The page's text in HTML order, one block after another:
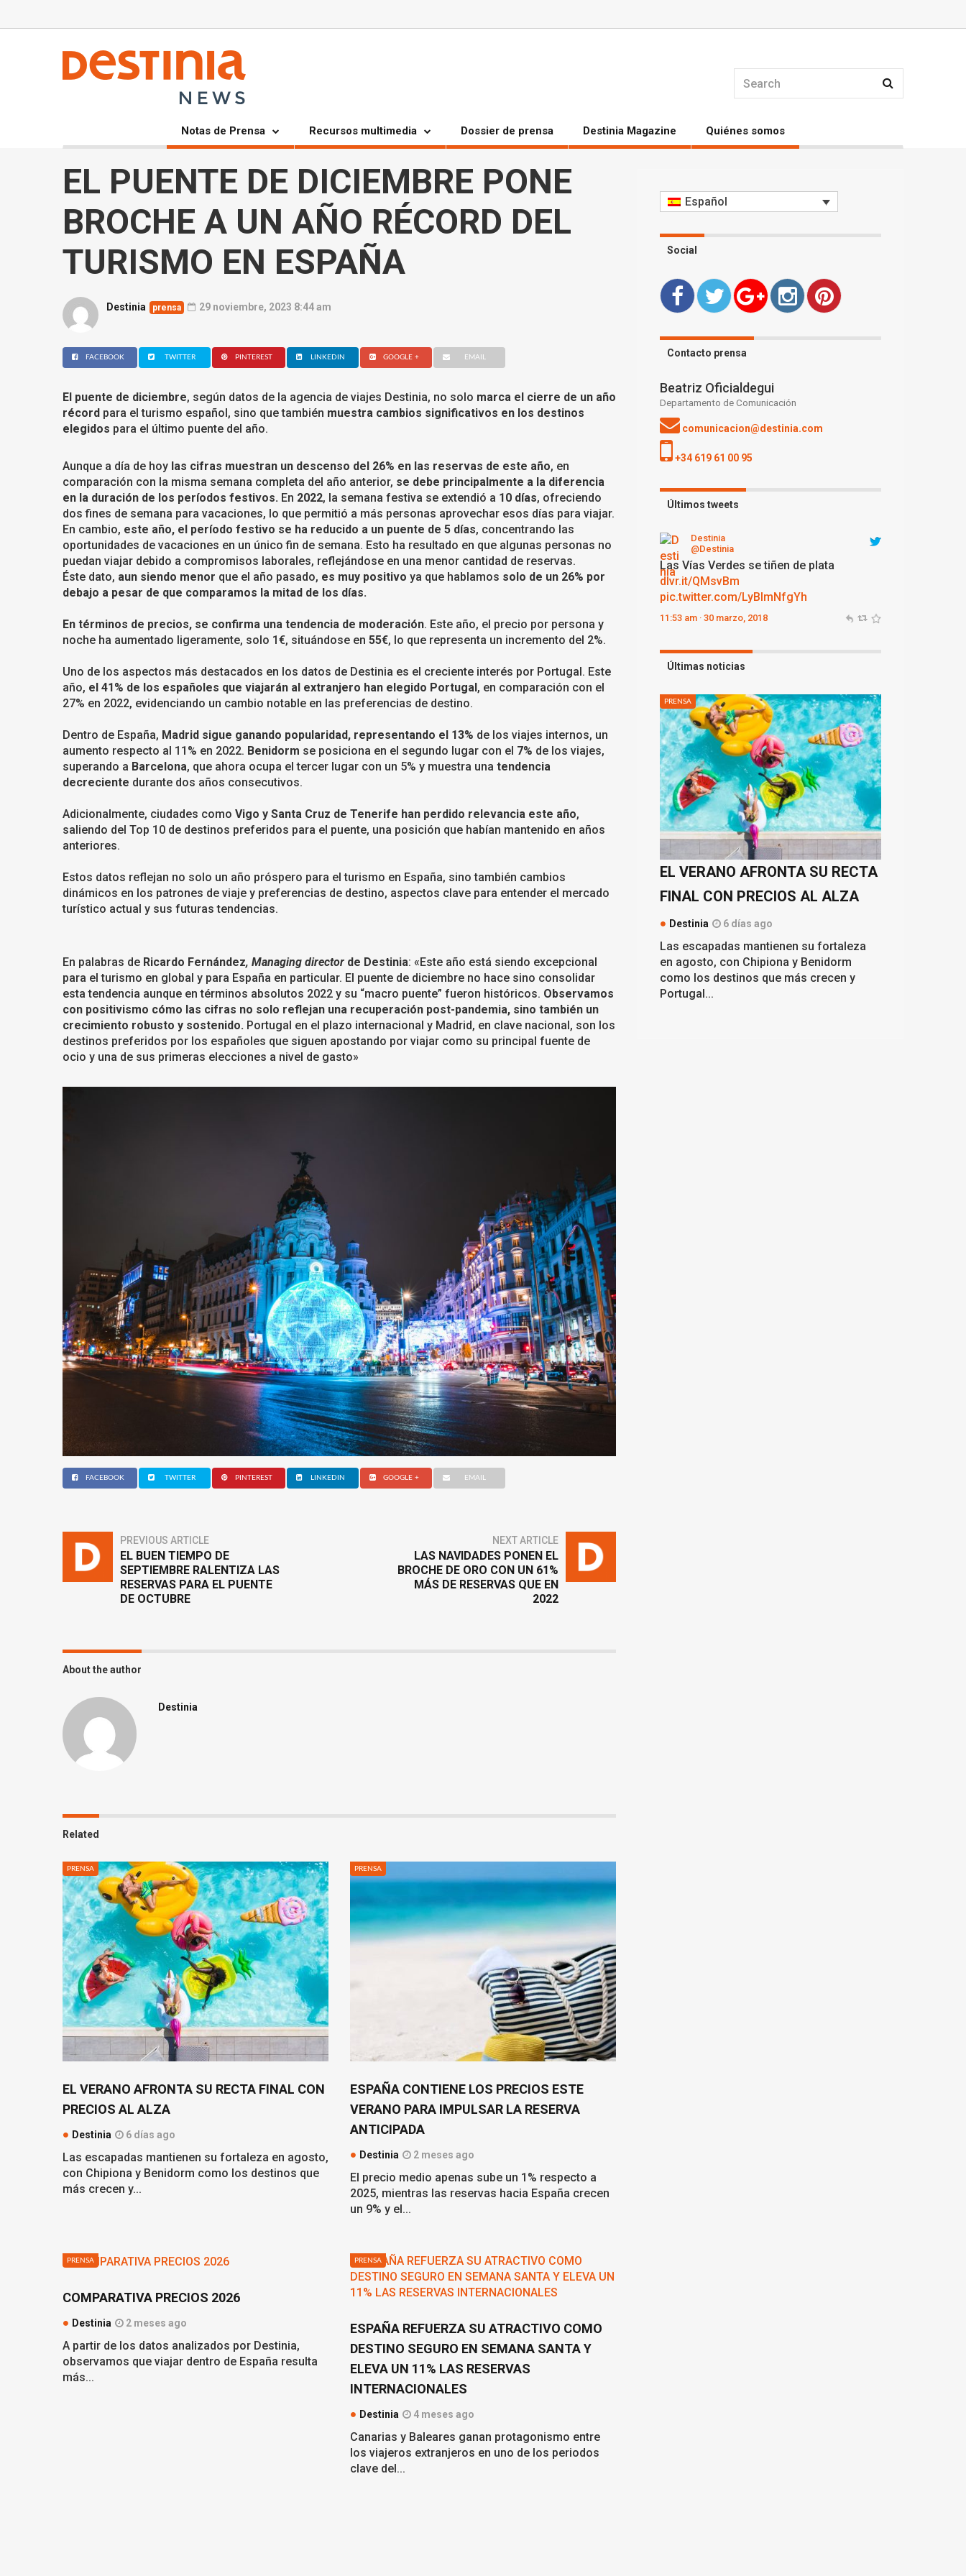
Notas de Prensa Recursos multimedia Dossier de prensa Destinia Magazine Quiénes somos
EL PUENTE DE DICIEMBRE PONE
BROCHE A UN AÑO RÉCORD DEL
TURISMO EN ESPAÑA
Destinia prensa 29 noviembre, 2023 8:44 am
FACEBOOK TWITTER PINTEREST LINKEDIN GOOGLE + EMAIL
El puente de diciembre, según datos de la agencia de viajes Destinia, no solo marca el cierre de un año
récord para el turismo español, sino que también muestra cambios significativos en los destinos
elegidos para el último puente del año.
Aunque a día de hoy las cifras muestran un descenso del 26% en las reservas de este año, en
comparación con la misma semana completa del año anterior, se debe principalmente a la diferencia
en la duración de los períodos festivos. En 2022, la semana festiva se extendió a 10 días, ofreciendo
dos fines de semana para vacaciones, lo que permitió a más personas aprovechar esos días para viajar.
En cambio, este año, el período festivo se ha reducido a un puente de 5 días, concentrando las
oportunidades de vacaciones en un único fin de semana. Esto ha resultado en que algunas personas no
puedan viajar debido a compromisos laborales, reflejándose en una menor cantidad de reservas.
Éste dato, aun siendo menor que el año pasado, es muy positivo ya que hablamos solo de un 26% por
debajo a pesar de que comparamos la mitad de los días.
En términos de precios, se confirma una tendencia de moderación. Este año, el precio por persona y
noche ha aumentado ligeramente, solo 1€, situándose en 55€, lo que representa un incremento del 2%.
Uno de los aspectos más destacados en los datos de Destinia es el creciente interés por Portugal. Este
año, el 41% de los españoles que viajarán al extranjero han elegido Portugal, en comparación con el
27% en 2022, evidenciando un cambio notable en las preferencias de destino.
Dentro de España, Madrid sigue ganando popularidad, representando el 13% de los viajes internos, un
aumento respecto al 11% en 2022. Benidorm se posiciona en el segundo lugar con el 7% de los viajes,
superando a Barcelona, que ahora ocupa el tercer lugar con un 5% y muestra una tendencia
decreciente durante dos años consecutivos.
Adicionalmente, ciudades como Vigo y Santa Cruz de Tenerife han perdido relevancia este año,
saliendo del Top 10 de destinos preferidos para el puente, una posición que habían mantenido en años
anteriores.
Estos datos reflejan no solo un año próspero para el turismo en España, sino también cambios
dinámicos en los patrones de viaje y preferencias de destino, aspectos clave para entender el mercado
turístico actual y sus futuras tendencias.
En palabras de Ricardo Fernández, Managing director de Destinia: «Este año está siendo excepcional
para el turismo en global y para España en particular. El puente de diciembre no hace sino consolidar
esta tendencia aunque en términos absolutos 2022 y su “macro puente” fueron históricos. Observamos
con positivismo cómo las cifras no solo reflejan una recuperación post-pandemia, sino también un
crecimiento robusto y sostenido. Portugal en el plazo internacional y Madrid, en clave nacional, son los
destinos preferidos por los españoles que siguen apostando por viajar como su principal fuente de
ocio y una de sus primeras elecciones a nivel de gasto»
FACEBOOK TWITTER PINTEREST LINKEDIN GOOGLE + EMAIL
PREVIOUS ARTICLE
EL BUEN TIEMPO DE
SEPTIEMBRE RALENTIZA LAS
RESERVAS PARA EL PUENTE
DE OCTUBRE
NEXT ARTICLE
LAS NAVIDADES PONEN EL
BROCHE DE ORO CON UN 61%
MÁS DE RESERVAS QUE EN
2022
About the author
Destinia
Related
PRENSA
EL VERANO AFRONTA SU RECTA FINAL CON
PRECIOS AL ALZA
Destinia 6 días ago
Las escapadas mantienen su fortaleza en agosto,
con Chipiona y Benidorm como los destinos que
más crecen y...
PRENSA
ESPAÑA CONTIENE LOS PRECIOS ESTE
VERANO PARA IMPULSAR LA RESERVA
ANTICIPADA
Destinia 2 meses ago
El precio medio apenas sube un 1% respecto a
2025, mientras las reservas hacia España crecen
un 9% y el...
PRENSA
COMPARATIVA PRECIOS 2026
Destinia 2 meses ago
A partir de los datos analizados por Destinia,
observamos que viajar dentro de España resulta
más...
PRENSA
ESPAÑA REFUERZA SU ATRACTIVO COMO
DESTINO SEGURO EN SEMANA SANTA Y
ELEVA UN 11% LAS RESERVAS
INTERNACIONALES
Destinia 4 meses ago
Canarias y Baleares ganan protagonismo entre
los viajeros extranjeros en uno de los periodos
clave del...
Español
Social
Contacto prensa
Beatriz Oficialdegui
Departamento de Comunicación
comunicacion@destinia.com
+34 619 61 00 95
Últimos tweets
Destinia
@Destinia
Fábulas del Loiradlvr.it/QMqYrc
pic.twitter.com/310hXgLMuw
12:12 am · 30 marzo, 2018
Últimas noticias
PRENSA
EL VERANO AFRONTA SU RECTA
FINAL CON PRECIOS AL ALZA
Destinia 6 días ago
Las escapadas mantienen su fortaleza
en agosto, con Chipiona y Benidorm
como los destinos que más crecen y
Portugal...